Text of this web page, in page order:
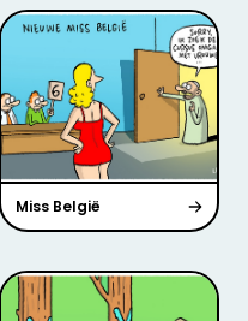
Miss België